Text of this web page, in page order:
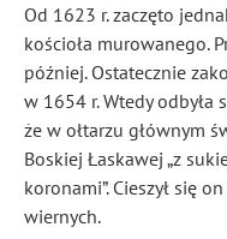
Od 1623 r. zaczęto
kościoła murowanego.
później. Ostatecznie
w 1654 r. Wtedy odbyła
że w ołtarzu głównym
Boskiej Łaskawej „z
koronami”. Cieszył się
wiernych.